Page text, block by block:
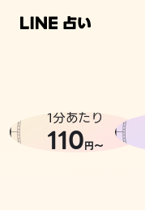
相談事例
1分あたり
110円〜